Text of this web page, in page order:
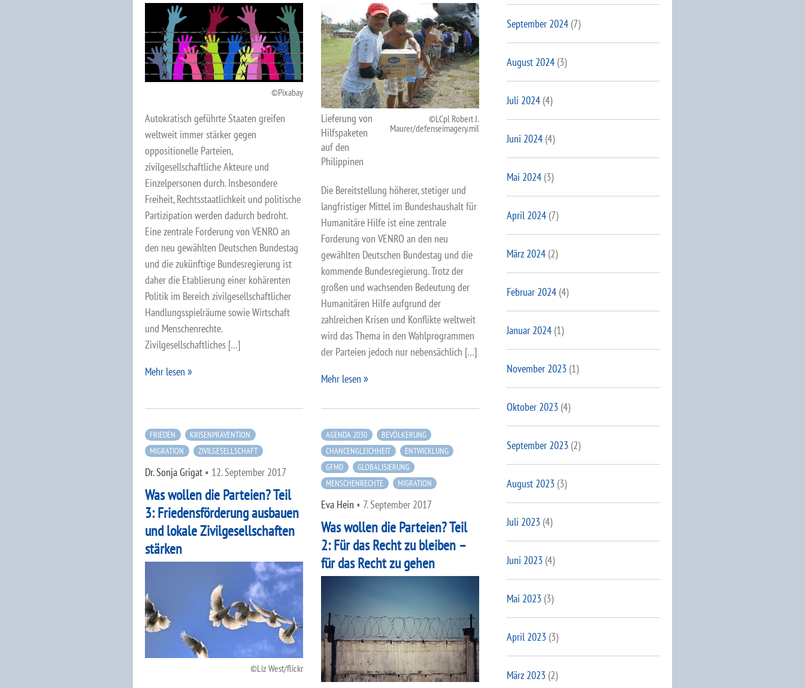
Pixabay
Autokratisch geführte Staaten greifen
weltweit immer stärker gegen
oppositionelle Parteien,
zivilgesellschaftliche Akteure und
Einzelpersonen durch. Insbesondere
Freiheit, Rechtsstaatlichkeit und politische
Partizipation werden dadurch bedroht.
Eine zentrale Forderung von VENRO an
den neu gewählten Deutschen Bundestag
und die zukünftige Bundesregierung ist
daher die Etablierung einer kohärenten
Politik im Bereich zivilgesellschaftlicher
Handlungsspielräume sowie Wirtschaft
und Menschenrechte.
Zivilgesellschaftliches […]
Mehr lesen
Lieferung von
Hilfspaketen
auf den
Philippinen
LCpl Robert J.
Maurer/defenseimagery.mil
Die Bereitstellung höherer, stetiger und
langfristiger Mittel im Bundeshaushalt für
Humanitäre Hilfe ist eine zentrale
Forderung von VENRO an den neu
gewählten Deutschen Bundestag und die
kommende Bundesregierung. Trotz der
großen und wachsenden Bedeutung der
Humanitären Hilfe aufgrund der
zahlreichen Krisen und Konflikte weltweit
wird das Thema in den Wahlprogrammen
der Parteien jedoch nur nebensächlich […]
Mehr lesen
FRIEDEN
KRISENPRÄVENTION
MIGRATION
ZIVILGESELLSCHAFT
Dr. Sonja Grigat • 12. September 2017
Was wollen die Parteien? Teil
3: Friedensförderung ausbauen
und lokale Zivilgesellschaften
stärken
Liz West/flickr
AGENDA 2030
BEVÖLKERUNG
CHANCENGLEICHHEIT
ENTWICKLUNG
GFMD
GLOBALISIERUNG
MENSCHENRECHTE
MIGRATION
Eva Hein • 7. September 2017
Was wollen die Parteien? Teil
2: Für das Recht zu bleiben –
für das Recht zu gehen
September 2024(7)
August 2024(3)
Juli 2024(4)
Juni 2024(4)
Mai 2024(3)
April 2024(7)
März 2024(2)
Februar 2024(4)
Januar 2024(1)
November 2023 (1)
Oktober 2023 (4)
September 2023 (2)
August 2023 (3)
Juli 2023 (4)
Juni 2023 (4)
Mai 2023 (3)
April 2023 (3)
März 2023 (2)